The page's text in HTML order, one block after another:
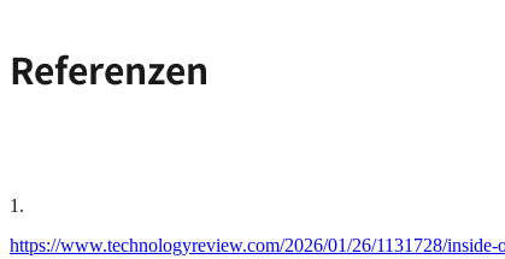
Referenzen
1 .
https://www.technologyreview.com/2026/01/26/1131728/inside-